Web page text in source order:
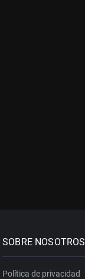
SOBRE NOSOTROS
Política de privacidad